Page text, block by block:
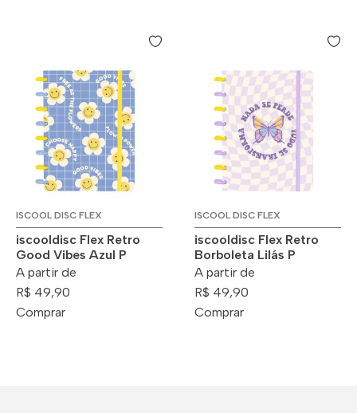
ISCOOL DISC FLEX
iscooldisc Flex Retro
Good Vibes Azul P
A partir de
R$ 49,90
Comprar
ISCOOL DISC FLEX
iscooldisc Flex Retro
Borboleta Lilás P
A partir de
R$ 49,90
Comprar